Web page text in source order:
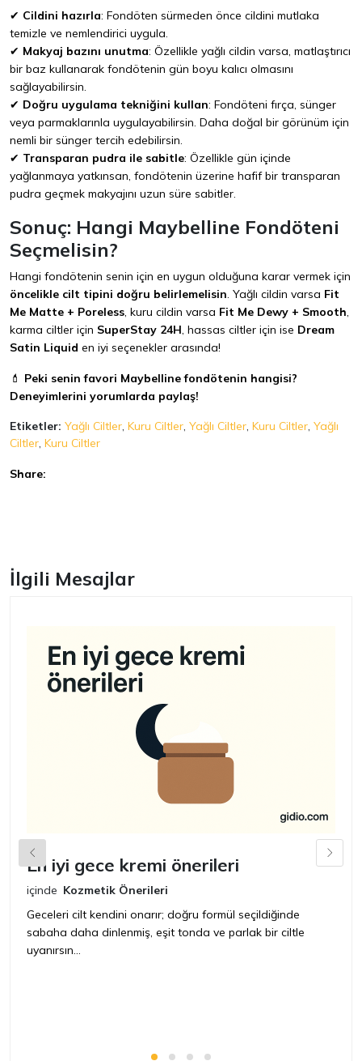
✔ Cildini hazırla: Fondöten sürmeden önce cildini mutlaka
temizle ve nemlendirici uygula.
✔ Makyaj bazını unutma: Özellikle yağlı cildin varsa, matlaştırıcı
bir baz kullanarak fondötenin gün boyu kalıcı olmasını
sağlayabilirsin.
✔ Doğru uygulama tekniğini kullan: Fondöteni fırça, sünger
veya parmaklarınla uygulayabilirsin. Daha doğal bir görünüm için
nemli bir sünger tercih edebilirsin.
✔ Transparan pudra ile sabitle: Özellikle gün içinde
yağlanmaya yatkınsan, fondötenin üzerine hafif bir transparan
pudra geçmek makyajını uzun süre sabitler.
Sonuç: Hangi Maybelline Fondöteni
Seçmelisin?
Hangi fondötenin senin için en uygun olduğuna karar vermek için
öncelikle cilt tipini doğru belirlemelisin. Yağlı cildin varsa Fit
Me Matte + Poreless, kuru cildin varsa Fit Me Dewy + Smooth,
karma ciltler için SuperStay 24H, hassas ciltler için ise Dream
Satin Liquid en iyi seçenekler arasında!
💄 Peki senin favori Maybelline fondötenin hangisi?
Deneyimlerini yorumlarda paylaş!
Etiketler: Yağlı Ciltler, Kuru Ciltler, Yağlı Ciltler, Kuru Ciltler, Yağlı
Ciltler, Kuru Ciltler
Share:
İlgili Mesajlar
En iyi gece kremi önerileri
içinde Kozmetik Önerileri
Geceleri cilt kendini onarır; doğru formül seçildiğinde
sabaha daha dinlenmiş, eşit tonda ve parlak bir ciltle
uyanırsın...